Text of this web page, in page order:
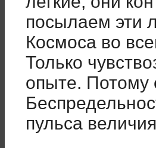
посылаем эти
Космоса во
Только
опыте. Потому
пульса